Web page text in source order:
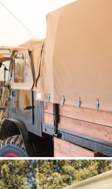
Unimog